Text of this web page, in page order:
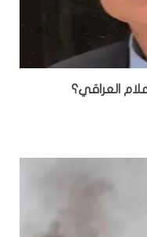
العراقي؟